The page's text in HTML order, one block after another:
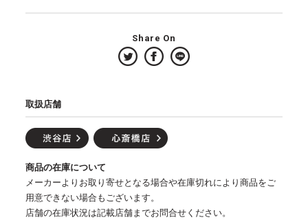
Share On
取扱店舗
商品の在庫について
メーカーよりお取り寄せとなる場合や在庫切れにより商品をご
用意できない場合もございます。
店舗の在庫状況は記載店舗までお問合せください。